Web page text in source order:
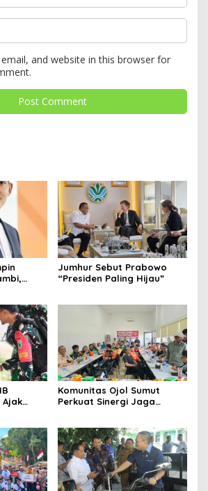
and website in this browser for
Jumhur Sebut Prabowo
“Presiden Paling Hijau”
Ajak
Komunitas Ojol Sumut
Perkuat Sinergi Jaga